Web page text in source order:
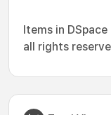
Items in
all rights